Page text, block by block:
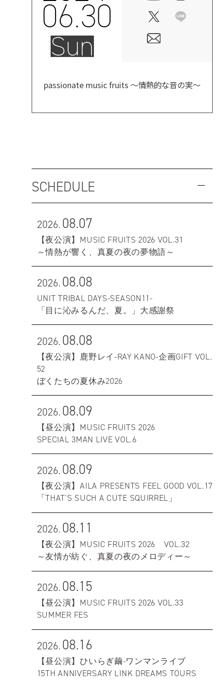
06.30
Sun
passionate music fruits ～情熱的な音の実～
SCHEDULE
2026.08.07
【夜公演】MUSIC FRUITS 2026 VOL.31
～情熱が響く、真夏の夜の夢物語～
2026.08.08
UNIT TRIBAL DAYS-SEASON11-
「目に沁みるんだ、夏。」大感謝祭
2026.08.08
【夜公演】鹿野レイ-RAY KANO-企画GIFT VOL.
52
ぼくたちの夏休み2026
2026.08.09
【昼公演】MUSIC FRUITS 2026
SPECIAL 3MAN LIVE VOL.6
2026.08.09
【夜公演】AILA PRESENTS FEEL GOOD VOL.17
「THAT'S SUCH A CUTE SQUIRREL」
2026.08.11
【夜公演】MUSIC FRUITS 2026 VOL.32
～友情が紡ぐ、真夏の夜のメロディー～
2026.08.15
【昼公演】MUSIC FRUITS 2026 VOL.33
SUMMER FES
2026.08.16
【昼公演】ひいらぎ繭-ワンマンライブ
15TH ANNIVERSARY LINK DREAMS TOURS